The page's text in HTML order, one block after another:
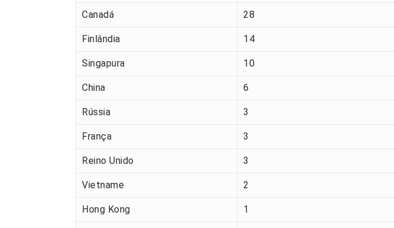
Canadá 28
Finlândia 14
Singapura 10
China 6
Rússia 3
França 3
Reino Unido 3
Vietname 2
Hong Kong 1